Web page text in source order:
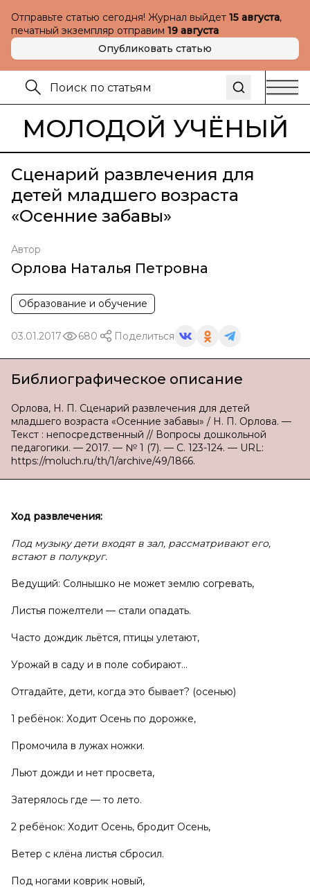
Отправьте статью сегодня! Журнал выйдет 15 августа,
печатный экземпляр отправим 19 августа
Опубликовать статью
МОЛОДОЙ УЧЁНЫЙ
Сценарий развлечения для
детей младшего возраста
«Осенние забавы»
Автор
Орлова Наталья Петровна
Образование и обучение
03.01.2017 680 Поделиться
Библиографическое описание
Орлова, Н. П. Сценарий развлечения для детей
младшего возраста «Осенние забавы» / Н. П. Орлова. —
Текст : непосредственный // Вопросы дошкольной
педагогики. — 2017. — № 1 (7). — С. 123-124. — URL:
https://moluch.ru/th/1/archive/49/1866.
Ход развлечения:
Под музыку дети входят в зал, рассматривают его,
встают в полукруг.
Ведущий: Солнышко не может землю согревать,
Листья пожелтели — стали опадать.
Часто дождик льётся, птицы улетают,
Урожай в саду и в поле собирают…
Отгадайте, дети, когда это бывает? (осенью)
1 ребёнок: Ходит Осень по дорожке,
Промочила в лужах ножки.
Льют дожди и нет просвета,
Затерялось где — то лето.
2 ребёнок: Ходит Осень, бродит Осень,
Ветер с клёна листья сбросил.
Под ногами коврик новый,